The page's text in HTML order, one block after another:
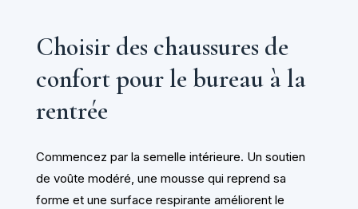
Choisir des chaussures de
confort pour le bureau à la
rentrée
Commencez par la semelle intérieure. Un soutien
de voûte modéré, une mousse qui reprend sa
forme et une surface respirante améliorent le